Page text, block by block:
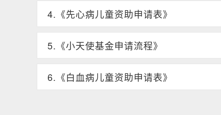
4.《先心病儿童资助申请表》
5.《小天使基金申请流程》
6.《白血病儿童资助申请表》